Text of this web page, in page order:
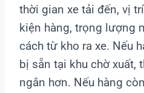
thời gian xe tải đến, vị
kiện hàng, trọng lượng
cách từ kho ra xe. Nếu
bị sẵn tại khu chờ xuất,
ngắn hơn. Nếu hàng